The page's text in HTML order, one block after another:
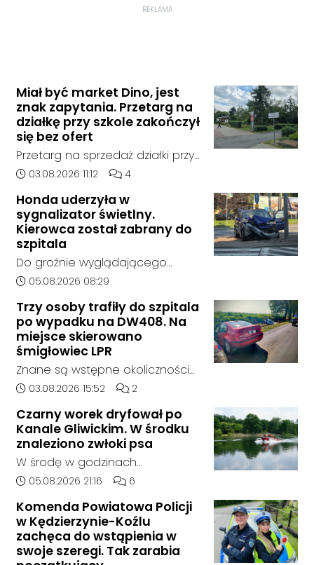
REKLAMA
Miał być market Dino, jest
znak zapytania. Przetarg na
działkę przy szkole zakończył
się bez ofert
Przetarg na sprzedaż działki przy
Zespole Szkół Technicznych i
Kędzierzynie-Koźlu zakończył się
bez rozstrzygnięcia. Mimo
wcześniejszego zainteresowania
terenem ze strony sieci Dino, do
postępowania nie zgłosił się
żaden oferent.
Data dodania artykułu:
03.08.2026 11:12 Liczba komentarzy artykułu:
4
Honda uderzyła w
sygnalizator świetlny.
Kierowca został zabrany do
szpitala
Do groźnie wyglądającego
zdarzenia drogowego doszło w
godziny 6:30 kierujący
samochodem marki Honda
zjechał z drogi i uderzył w
sygnalizator świetlny.
Data dodania artykułu:
05.08.2026 08:29
Trzy osoby trafiły do szpitala
po wypadku na DW408. Na
miejsce skierowano
śmigłowiec LPR
Znane są wstępne okoliczności
zdarzenia drogowego, do
14:30 na drodze wojewódzkiej nr
408 pomiędzy Starym Koźlem a
Bierawą.
Data dodania artykułu:
03.08.2026 15:52 Liczba komentarzy artykułu:
2
Czarny worek dryfował po
Kanale Gliwickim. W środku
znaleziono zwłoki psa
W środę w godzinach
popołudniowych służby zostały
Gliwicki po zgłoszeniu od
zaniepokojonego świadka.
Osoba zgłaszająca zauważyła
Data dodania artykułu:
05.08.2026 21:16 Liczba komentarzy artykułu:
6
Komenda Powiatowa Policji
w Kędzierzynie-Koźlu
zachęca do wstąpienia w
swoje szeregi. Tak zarabia